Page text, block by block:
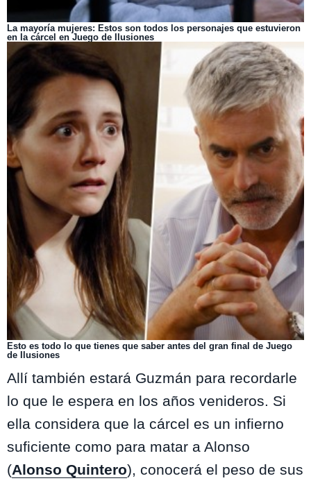
La mayoría mujeres: Estos son todos los personajes que estuvieron
en la cárcel en Juego de Ilusiones
Esto es todo lo que tienes que saber antes del gran final de Juego
de Ilusiones
Allí también estará Guzmán para recordarle
lo que le espera en los años venideros. Si
ella considera que la cárcel es un infierno
suficiente como para matar a Alonso
(Alonso Quintero), conocerá el peso de sus